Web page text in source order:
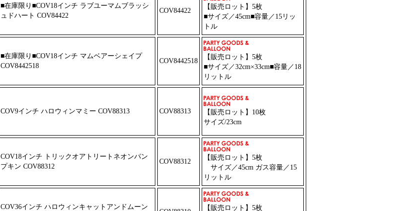
■在庫限り■COV18インチ ラブユーマムブラッシ
ュドハート COV84422
COV84422
【販売ロット】5枚
■サイズ／45cm■容量／15リッ
トル
■在庫限り■COV18インチ マムベアーシェイプ
COV8442518
COV8442518
【販売ロット】5枚
■サイズ／32cm×33cm■容量／18
リットル
COV9インチ ハロウィンマミー COV88313 COV88313
【販売ロット】10枚
サイズ/23cm
COV18インチ トリックオアトリート ネオンパン
プキン COV88312
COV88312
【販売ロット】5枚
サイズ／45cm ガス容量／15
リットル
COV36インチ ハロウィンキャットア ンドムーン 【販売ロット】5枚